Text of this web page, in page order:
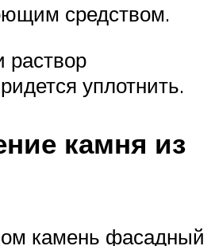
средством.
раствор
уплотнить.
камня из
камень фасадный